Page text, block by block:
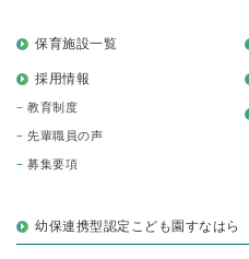
保育施設一覧
採用情報
教育制度
先輩職員の声
募集要項
幼保連携型認定こども園すなはら